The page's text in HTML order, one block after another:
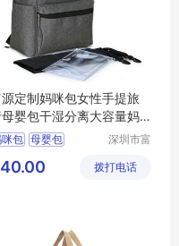
定制妈咪包女性手提旅
婴包干湿分离大容量妈
包 母婴包
深圳市富
限公司
40.00 拨打电话